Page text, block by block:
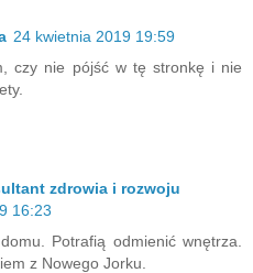
24 kwietnia 2019 19:59
czy nie pójść w tę stronkę i nie
zdrowia i rozwoju
16:23
Potrafią odmienić wnętrza.
z Nowego Jorku.